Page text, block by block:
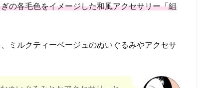
の各毛色をイメージした和風アクセサリー「組
ミルクティーベージュのぬいぐるみやアクセサ